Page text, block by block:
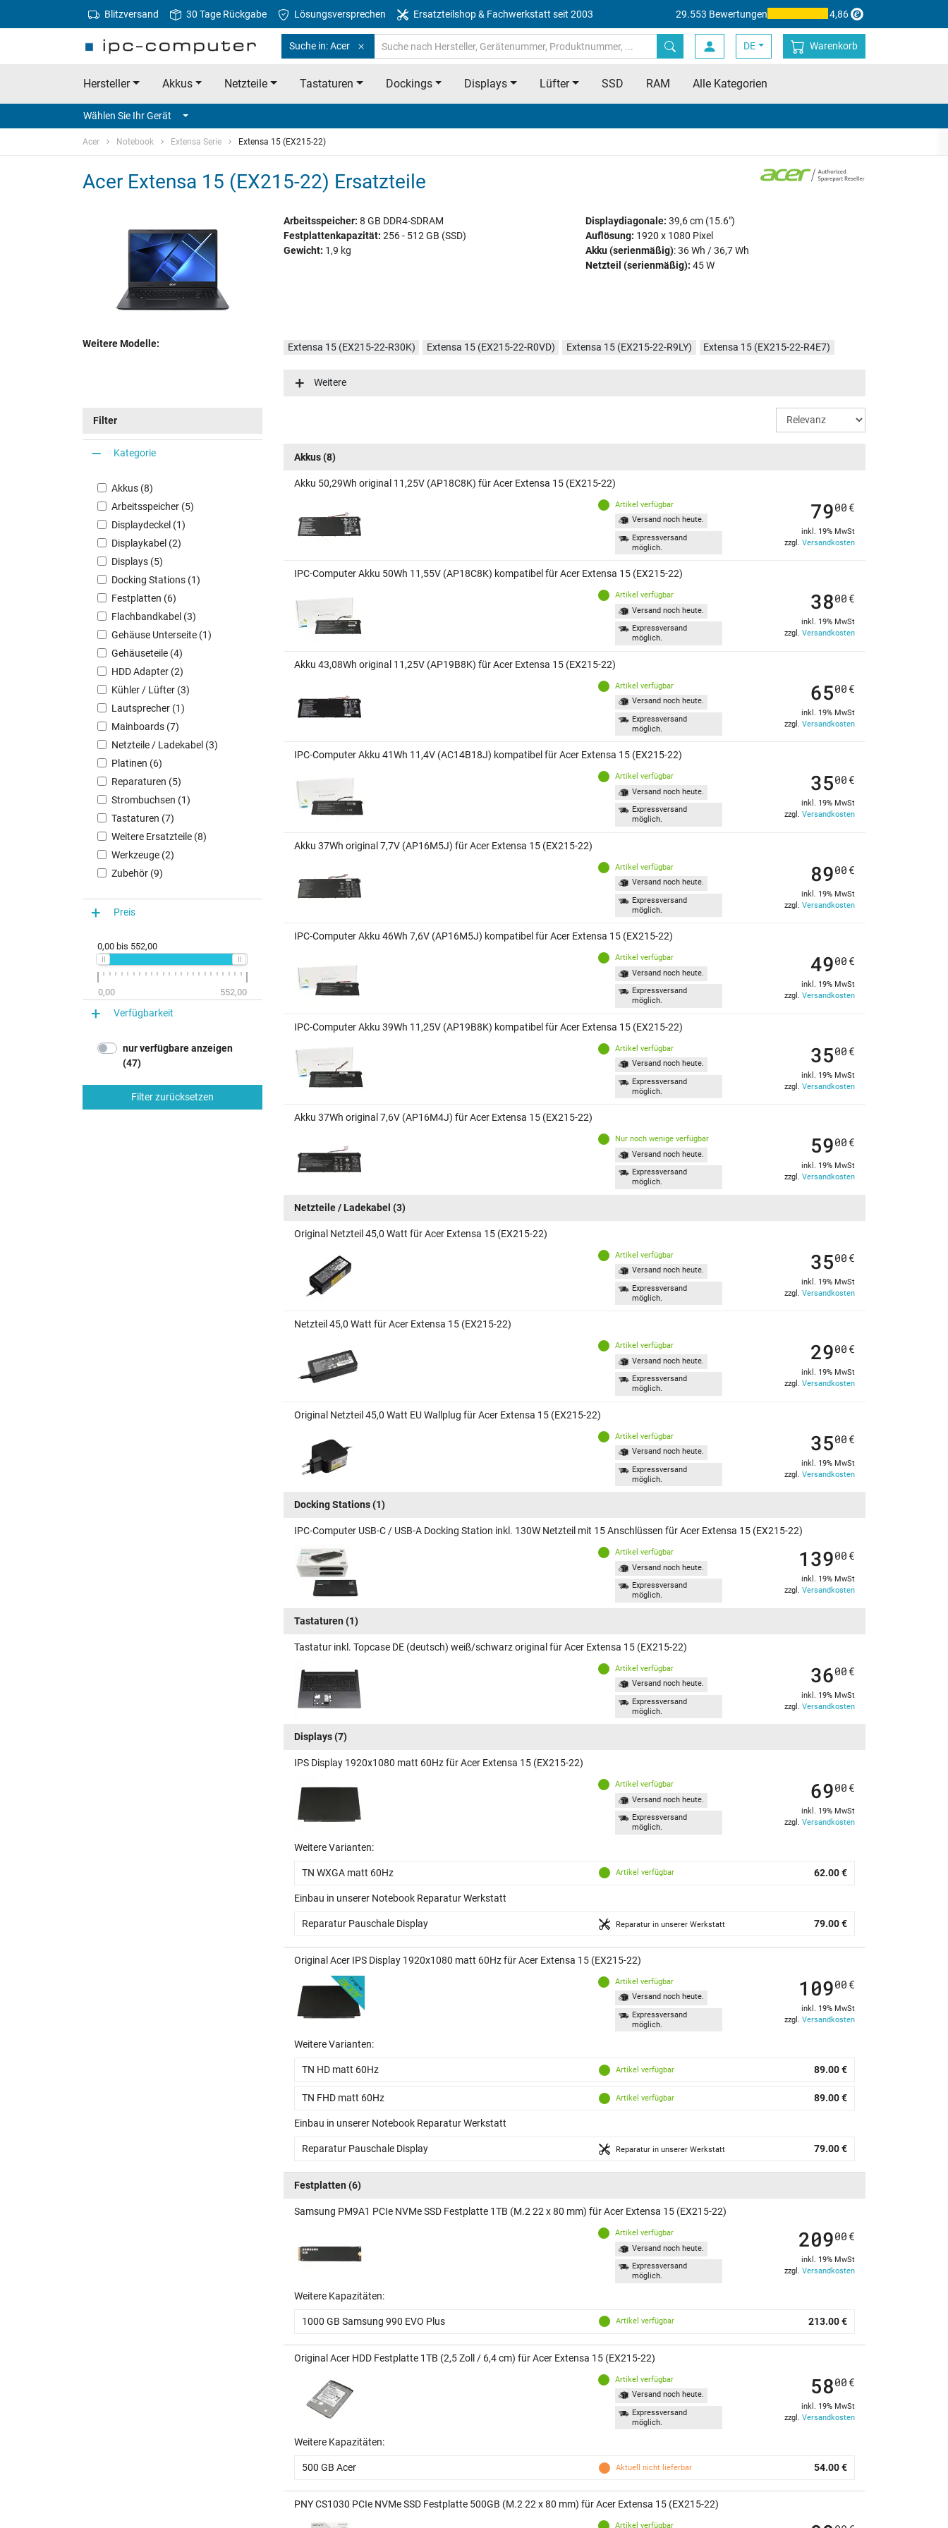
Blitzversand 30 Tage Rückgabe Lösungsversprechen Ersatzteilshop & Fachwerkstatt seit 2003 29.553 Bewertungen 4,86
Suche in: Acer DE Warenkorb
Hersteller Akkus Netzteile Tastaturen Dockings Displays Lüfter SSD RAM Alle Kategorien
Wählen Sie Ihr Gerät
Acer Notebook Extensa Serie Extensa 15 (EX215-22)
Acer Extensa 15 (EX215-22) Ersatzteile
Arbeitsspeicher: 8 GB DDR4-SDRAM
Festplattenkapazität: 256 - 512 GB (SSD)
Gewicht: 1,9 kg
Displaydiagonale: 39,6 cm (15.6")
Auflösung: 1920 x 1080 Pixel
Akku (serienmäßig): 36 Wh / 36,7 Wh
Netzteil (serienmäßig): 45 W
Weitere Modelle: Extensa 15 (EX215-22-R30K) Extensa 15 (EX215-22-R0VD) Extensa 15 (EX215-22-R9LY)
Extensa 15 (EX215-22-R4E7)
Weitere
Filter
Kategorie
Akkus (8)
Arbeitsspeicher (5)
Displaydeckel (1)
Displaykabel (2)
Displays (5)
Docking Stations (1)
Festplatten (6)
Flachbandkabel (3)
Gehäuse Unterseite (1)
Gehäuseteile (4)
HDD Adapter (2)
Kühler / Lüfter (3)
Lautsprecher (1)
Mainboards (7)
Netzteile / Ladekabel (3)
Platinen (6)
Reparaturen (5)
Strombuchsen (1)
Tastaturen (7)
Weitere Ersatzteile (8)
Werkzeuge (2)
Zubehör (9)
Preis
0,00 bis 552,00
0,00 552,00
Verfügbarkeit
nur verfügbare anzeigen
(47)
Filter zurücksetzen
Akkus(8)
Akku 50,29Wh original 11,25V (AP18C8K) für Acer Extensa 15 (EX215-22)
Artikel verfügbar
Versand noch heute.
Expressversand
möglich.
7900 €
inkl. 19% MwSt
zzgl. Versandkosten
IPC-Computer Akku 50Wh 11,55V (AP18C8K) kompatibel für Acer Extensa 15 (EX215-22)
Artikel verfügbar
Versand noch heute.
Expressversand
möglich.
3800 €
inkl. 19% MwSt
zzgl. Versandkosten
Akku 43,08Wh original 11,25V (AP19B8K) für Acer Extensa 15 (EX215-22)
Artikel verfügbar
Versand noch heute.
Expressversand
möglich.
6500 €
inkl. 19% MwSt
zzgl. Versandkosten
IPC-Computer Akku 41Wh 11,4V (AC14B18J) kompatibel für Acer Extensa 15 (EX215-22)
Artikel verfügbar
Versand noch heute.
Expressversand
möglich.
3500 €
inkl. 19% MwSt
zzgl. Versandkosten
Akku 37Wh original 7,7V (AP16M5J) für Acer Extensa 15 (EX215-22)
Artikel verfügbar
Versand noch heute.
Expressversand
möglich.
8900 €
inkl. 19% MwSt
zzgl. Versandkosten
IPC-Computer Akku 46Wh 7,6V (AP16M5J) kompatibel für Acer Extensa 15 (EX215-22)
Artikel verfügbar
Versand noch heute.
Expressversand
möglich.
4900 €
inkl. 19% MwSt
zzgl. Versandkosten
IPC-Computer Akku 39Wh 11,25V (AP19B8K) kompatibel für Acer Extensa 15 (EX215-22)
Artikel verfügbar
Versand noch heute.
Expressversand
möglich.
3500 €
inkl. 19% MwSt
zzgl. Versandkosten
Akku 37Wh original 7,6V (AP16M4J) für Acer Extensa 15 (EX215-22)
Nur noch wenige verfügbar
Versand noch heute.
Expressversand
möglich.
5900 €
inkl. 19% MwSt
zzgl. Versandkosten
Netzteile / Ladekabel (3)
Original Netzteil 45,0 Watt für Acer Extensa 15 (EX215-22)
Artikel verfügbar
Versand noch heute.
Expressversand
möglich.
3500 €
inkl. 19% MwSt
zzgl. Versandkosten
Netzteil 45,0 Watt für Acer Extensa 15 (EX215-22)
Artikel verfügbar
Versand noch heute.
Expressversand
möglich.
2900 €
inkl. 19% MwSt
zzgl. Versandkosten
Original Netzteil 45,0 Watt EU Wallplug für Acer Extensa 15 (EX215-22)
Artikel verfügbar
Versand noch heute.
Expressversand
möglich.
3500 €
inkl. 19% MwSt
zzgl. Versandkosten
Docking Stations(1)
IPC-Computer USB-C / USB-A Docking Station inkl. 130W Netzteil mit 15 Anschlüssen für Acer Extensa 15 (EX215-22)
Artikel verfügbar
Versand noch heute.
Expressversand
möglich.
13900 €
inkl. 19% MwSt
zzgl. Versandkosten
Tastaturen (1)
Tastatur inkl. Topcase DE (deutsch) weiß/schwarz original für Acer Extensa 15 (EX215-22)
Artikel verfügbar
Versand noch heute.
Expressversand
möglich.
3600 €
inkl. 19% MwSt
zzgl. Versandkosten
Displays(7)
IPS Display 1920x1080 matt 60Hz für Acer Extensa 15 (EX215-22)
Artikel verfügbar
Versand noch heute.
Expressversand
möglich.
6900 €
inkl. 19% MwSt
zzgl. Versandkosten
Weitere Varianten:
TN WXGA matt 60Hz Artikel verfügbar 62.00 €
Einbau in unserer Notebook Reparatur Werkstatt
Reparatur Pauschale Display Reparatur in unserer Werkstatt 79.00 €
Original Acer IPS Display 1920x1080 matt 60Hz für Acer Extensa 15 (EX215-22)
Artikel verfügbar
Versand noch heute.
Expressversand
möglich.
10900 €
inkl. 19% MwSt
zzgl. Versandkosten
Weitere Varianten:
TN HD matt 60Hz Artikel verfügbar 89.00 €
TN FHD matt 60Hz Artikel verfügbar 89.00 €
Einbau in unserer Notebook Reparatur Werkstatt
Reparatur Pauschale Display Reparatur in unserer Werkstatt 79.00 €
Festplatten (6)
Samsung PM9A1 PCIe NVMe SSD Festplatte 1TB (M.2 22 x 80 mm) für Acer Extensa 15 (EX215-22)
Artikel verfügbar
Versand noch heute.
Expressversand
möglich.
20900 €
inkl. 19% MwSt
zzgl. Versandkosten
Weitere Kapazitäten:
1000 GB Samsung 990 EVO Plus Artikel verfügbar 213.00 €
Original Acer HDD Festplatte 1TB (2,5 Zoll / 6,4 cm) für Acer Extensa 15 (EX215-22)
Artikel verfügbar
Versand noch heute.
Expressversand
möglich.
5800 €
inkl. 19% MwSt
zzgl. Versandkosten
Weitere Kapazitäten:
500 GB Acer Aktuell nicht lieferbar 54.00 €
PNY CS1030 PCIe NVMe SSD Festplatte 500GB (M.2 22 x 80 mm) für Acer Extensa 15 (EX215-22)
Artikel verfügbar